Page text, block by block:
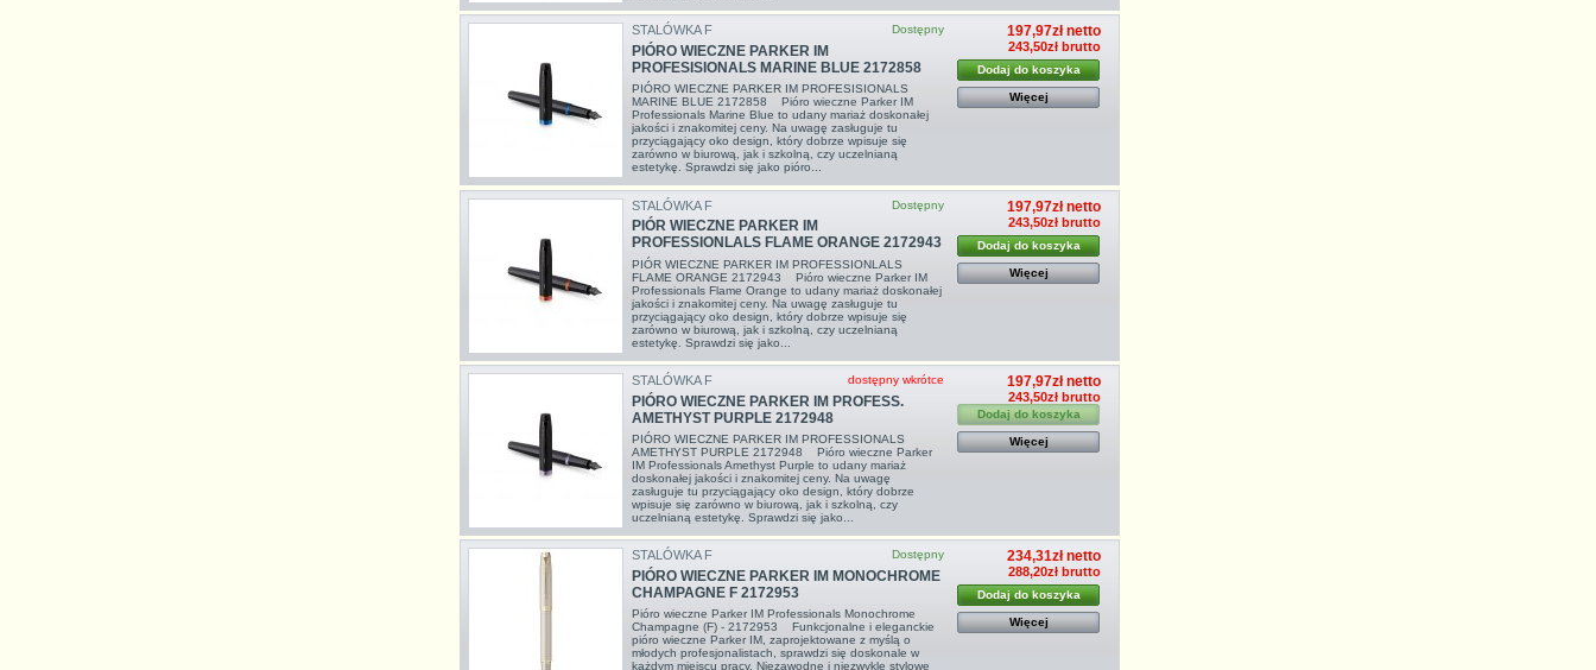
Dostępny
STALÓWKA F
PIÓRO WIECZNE PARKER IM
PROFESISIONALS MARINE BLUE 2172858
PIÓRO WIECZNE PARKER IM PROFESISIONALS
MARINE BLUE 2172858 Pióro wieczne Parker IM
Professionals Marine Blue to udany mariaż doskonałej
jakości i znakomitej ceny. Na uwagę zasługuje tu
przyciągający oko design, który dobrze wpisuje się
zarówno w biurową, jak i szkolną, czy uczelnianą
estetykę. Sprawdzi się jako pióro...
197,97zł netto
243,50zł brutto
Dodaj do koszyka
Więcej
Dostępny
STALÓWKA F
PIÓR WIECZNE PARKER IM
PROFESSIONLALS FLAME ORANGE 2172943
PIÓR WIECZNE PARKER IM PROFESSIONLALS
FLAME ORANGE 2172943 Pióro wieczne Parker IM
Professionals Flame Orange to udany mariaż doskonałej
jakości i znakomitej ceny. Na uwagę zasługuje tu
przyciągający oko design, który dobrze wpisuje się
zarówno w biurową, jak i szkolną, czy uczelnianą
estetykę. Sprawdzi się jako...
197,97zł netto
243,50zł brutto
Dodaj do koszyka
Więcej
dostępny wkrótce
STALÓWKA F
PIÓRO WIECZNE PARKER IM PROFESS.
AMETHYST PURPLE 2172948
PIÓRO WIECZNE PARKER IM PROFESSIONALS
AMETHYST PURPLE 2172948 Pióro wieczne Parker
IM Professionals Amethyst Purple to udany mariaż
doskonałej jakości i znakomitej ceny. Na uwagę
zasługuje tu przyciągający oko design, który dobrze
wpisuje się zarówno w biurową, jak i szkolną, czy
uczelnianą estetykę. Sprawdzi się jako...
197,97zł netto
243,50zł brutto
Dodaj do koszyka
Więcej
Dostępny
STALÓWKA F
PIÓRO WIECZNE PARKER IM MONOCHROME
CHAMPAGNE F 2172953
Pióro wieczne Parker IM Professionals Monochrome
Champagne (F) - 2172953 Funkcjonalne i eleganckie
pióro wieczne Parker IM, zaprojektowane z myślą o
młodych profesjonalistach, sprawdzi się doskonale w
każdym miejscu pracy. Niezawodne i niezwykle stylowe
234,31zł netto
288,20zł brutto
Dodaj do koszyka
Więcej